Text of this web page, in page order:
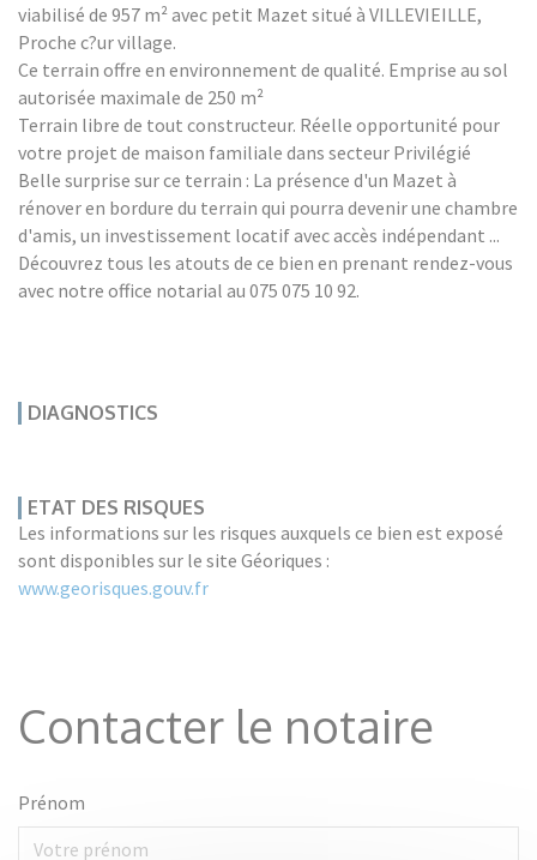
viabilisé de 957 m² avec petit Mazet situé à VILLEVIEILLE,
Proche c?ur village.
Ce terrain offre en environnement de qualité. Emprise au sol
autorisée maximale de 250 m²
Terrain libre de tout constructeur. Réelle opportunité pour
votre projet de maison familiale dans secteur Privilégié
Belle surprise sur ce terrain : La présence d'un Mazet à
rénover en bordure du terrain qui pourra devenir une chambre
d'amis, un investissement locatif avec accès indépendant ...
Découvrez tous les atouts de ce bien en prenant rendez-vous
avec notre office notarial au 075 075 10 92.
DIAGNOSTICS
ETAT DES RISQUES
Les informations sur les risques auxquels ce bien est exposé
sont disponibles sur le site Géoriques :
www.georisques.gouv.fr
Contacter le notaire
Prénom